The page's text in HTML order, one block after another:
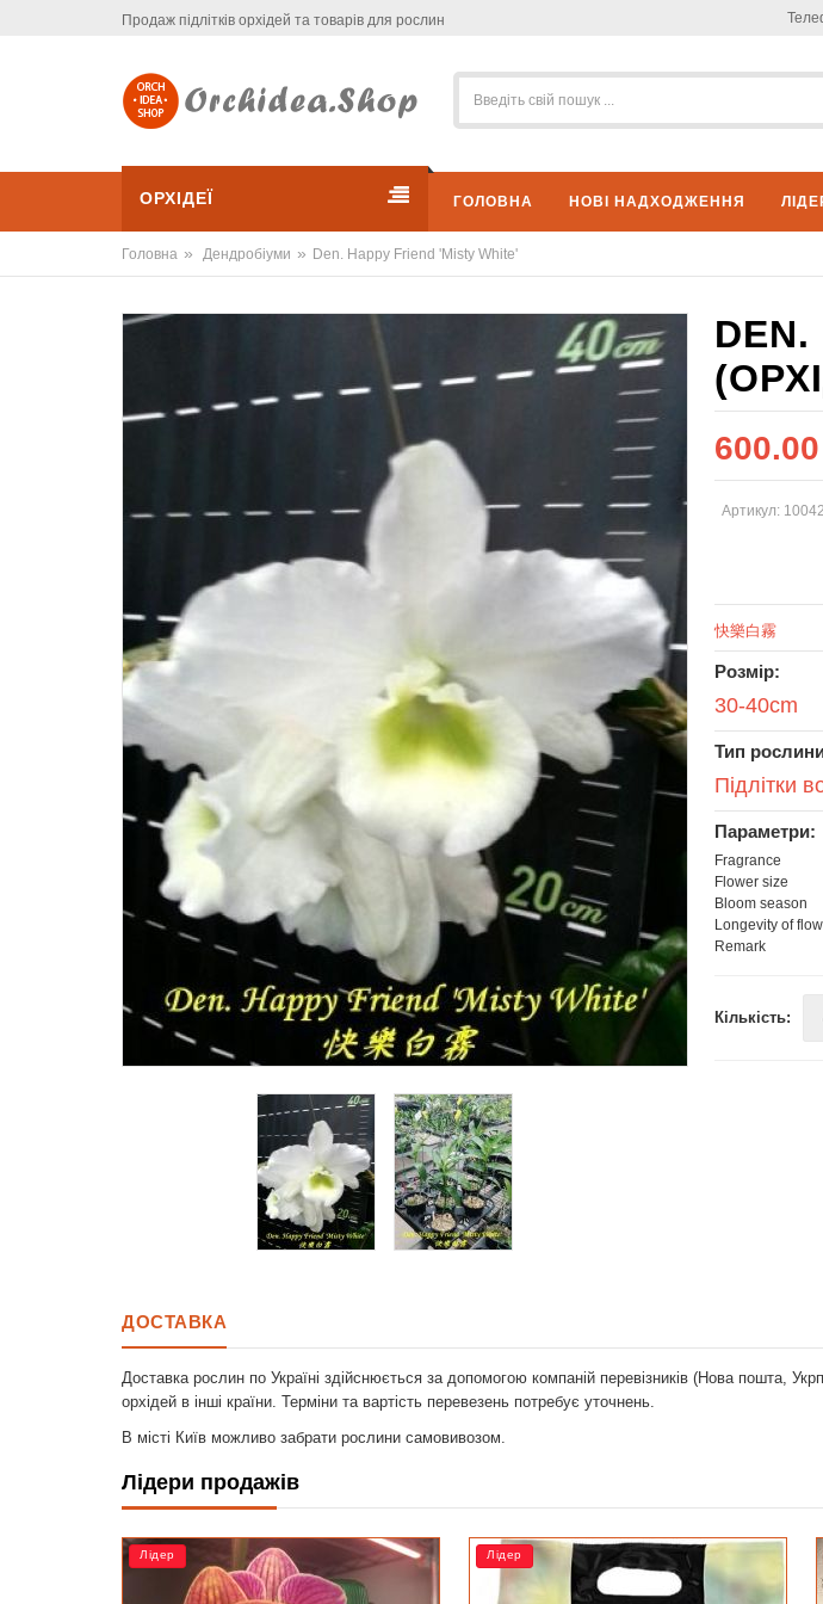
Продаж підлітків орхідей та товарів для рослин
ОРХІДЕЇ ГОЛОВНА НОВІ НАДХОДЖЕННЯ
Головна » Дендробіуми » Den. Happy Friend 'Misty White'
DEN.
Артикул:
快樂白霧
Розмір:
30-40cm
Тип
Підлітки
Параметри:
Fragrance
Flower size
Bloom season
Longevity of
Remark
Кількість:
ДОСТАВКА
Доставка рослин по Україні здійснюється за допомогою компаній перевізників (Нова пошта,
орхідей в інші країни. Терміни та вартість перевезень потребує уточнень.
В місті Київ можливо забрати рослини самовивозом.
Лідери продажів
Лідер РОЗПРОДАЖ